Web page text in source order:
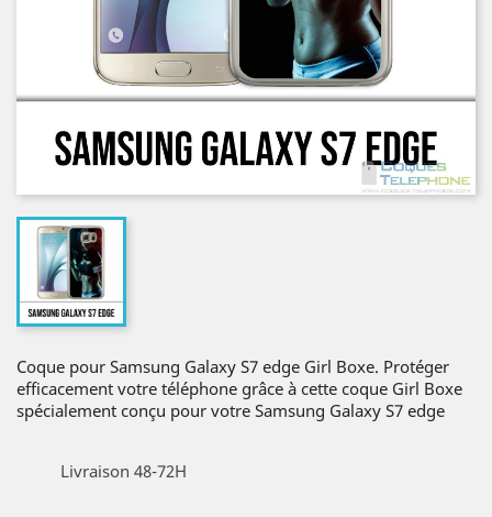
Coque pour Samsung Galaxy S7 edge Girl Boxe. Protéger
efficacement votre téléphone grâce à cette coque Girl Boxe
spécialement conçu pour votre Samsung Galaxy S7 edge
Livraison 48-72H